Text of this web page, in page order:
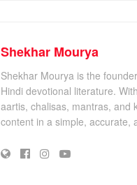
Shekhar Mourya
Shekhar Mourya is the
Hindi devotional literature.
aartis, chalisas, mantras, and
content in a simple, accurate,